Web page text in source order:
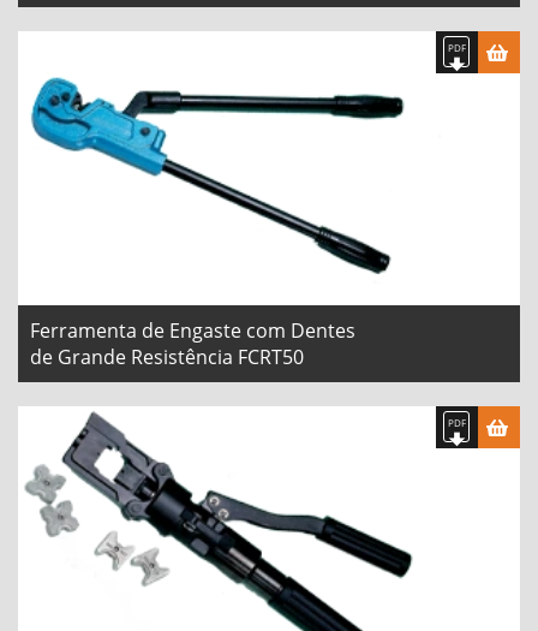
Ferramenta de Engaste com Dentes
de Grande Resistência FCRT50